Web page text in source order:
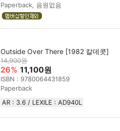
Paperback, 음원없음
Outside Over There [1982 칼데콧]
14,900원
26% 11,100원
ISBN : 9780064431859
Paperback
AR : 3.6 / LEXILE : AD940L